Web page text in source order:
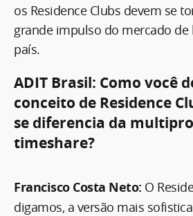
os Residence Clubs devem se
grande impulso do mercado de
país.
ADIT Brasil: Como você
conceito de Residence
se diferencia da
timeshare?
Francisco Costa Neto: O
digamos, a versão mais